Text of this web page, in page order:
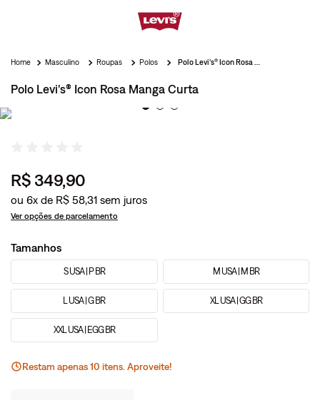
Masculino Roupas Polos
Polo Levi's® Icon Rosa Manga Curta
R$ 349,90
ou 6x de R$ 58,31
Ver opções de parcelamento
Tamanhos
S USA | P BR M USA | M BR
L USA | G BR XL USA | GG BR
XXL USA | EGG BR
Restam apenas10 itens. Aproveite!